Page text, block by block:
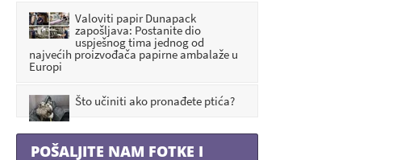
Valoviti papir Dunapack
zapošljava: Postanite dio
uspješnog tima jednog od
najvećih proizvođača papirne ambalaže u
Europi
Što učiniti ako pronađete ptića?
POŠALJITE NAM FOTKE I